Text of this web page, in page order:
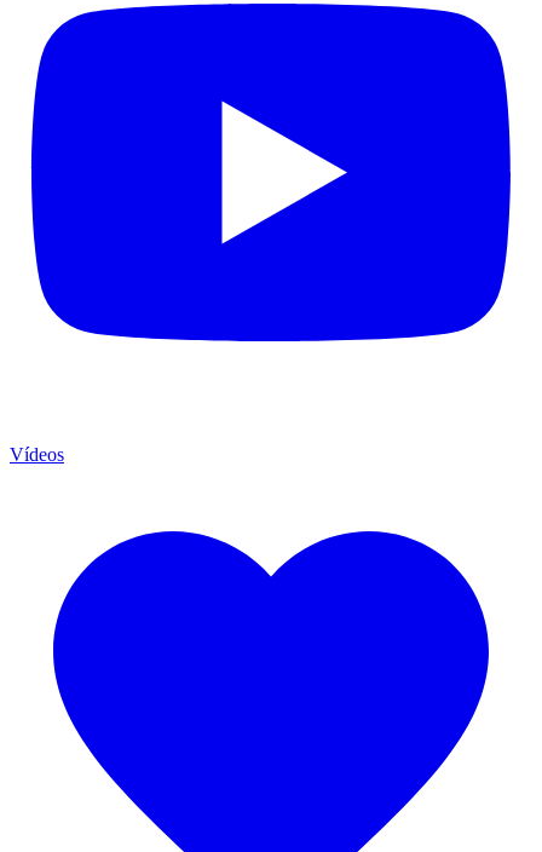
Vídeos